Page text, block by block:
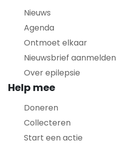
Nieuws
Agenda
Ontmoet elkaar
Nieuwsbrief aanmelden
Over epilepsie
Help mee
Doneren
Collecteren
Start een actie